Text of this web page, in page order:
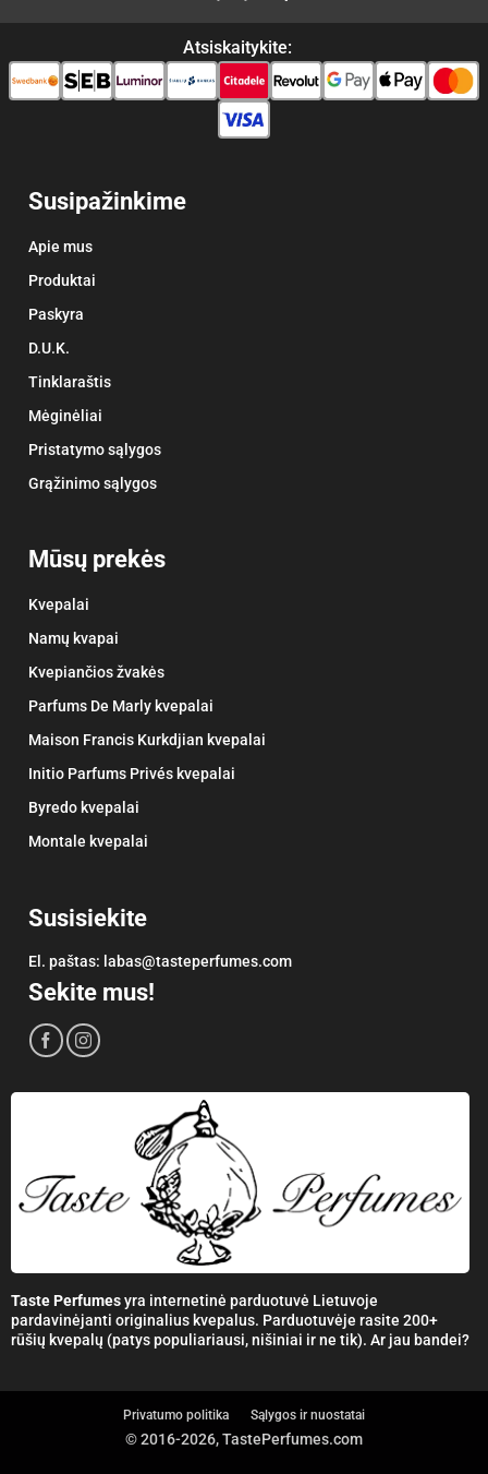
Atsiskaitykite:
Susipažinkime
Apie mus
Produktai
Paskyra
D.U.K.
Tinklaraštis
Mėginėliai
Pristatymo sąlygos
Grąžinimo sąlygos
Mūsų prekės
Kvepalai
Namų kvapai
Kvepiančios žvakės
Parfums De Marly kvepalai
Maison Francis Kurkdjian kvepalai
Initio Parfums Privés kvepalai
Byredo kvepalai
Montale kvepalai
Susisiekite
El. paštas: labas@tasteperfumes.com
Sekite mus!
Taste Perfumesyra internetinė parduotuvė Lietuvoje
pardavinėjanti originalius kvepalus. Parduotuvėje rasite 200+
rūšių kvepalų (patys populiariausi, nišiniai ir ne tik). Ar jau bandei?
Privatumo politika Sąlygos ir nuostatai
© 2016-2026, TastePerfumes.com